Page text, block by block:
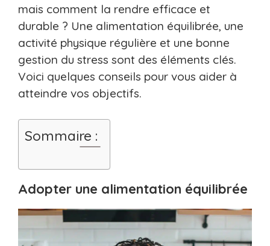
mais comment la rendre efficace et
durable ? Une alimentation équilibrée, une
activité physique régulière et une bonne
gestion du stress sont des éléments clés.
Voici quelques conseils pour vous aider à
atteindre vos objectifs.
Sommaire :
Adopter une alimentation équilibrée